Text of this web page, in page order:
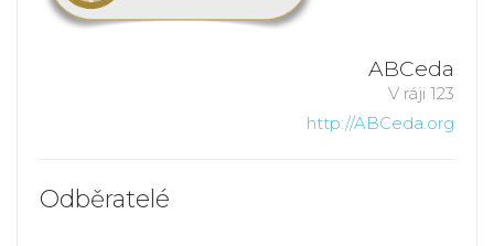
ABCeda
V ráji 123
http://ABCeda.org
Odběratelé